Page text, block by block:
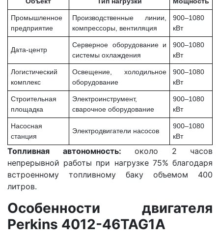
Промышленное
предприятие
Производственные линии,
компрессоры, вентиляция
900–1080
кВт
Дата-центр
Серверное оборудование и
системы охлаждения
900–1080
кВт
Логистический
комплекс
Освещение, холодильное
оборудование
900–1080
кВт
Строительная
площадка
Электроинструмент,
сварочное оборудование
900–1080
кВт
Насосная
станция
Электродвигатели насосов
900–1080
кВт
Топливная автономность: около 2 часов
непрерывной работы при нагрузке 75% благодаря
встроенному топливному баку объемом 400
литров.
Особенности двигателя
Perkins 4012-46TAG1A